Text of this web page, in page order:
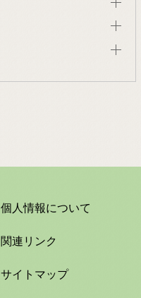
個人情報について
関連リンク
サイトマップ